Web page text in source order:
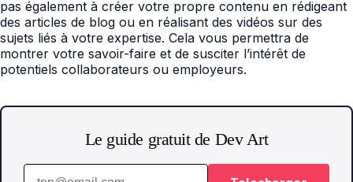
pas également à créer votre propre contenu en rédigeant
des articles de blog ou en réalisant des vidéos sur des
sujets liés à votre expertise. Cela vous permettra de
montrer votre savoir-faire et de susciter l’intérêt de
potentiels collaborateurs ou employeurs.
Le guide gratuit de Dev Art